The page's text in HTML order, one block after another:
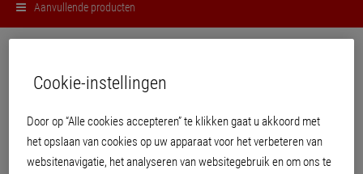
Aanvullende producten
Aanvullende producten
Cookie-instellingen
Door op “Alle cookies accepteren” te klikken gaat u akkoord met
het opslaan van cookies op uw apparaat voor het verbeteren van
websitenavigatie, het analyseren van websitegebruik en om ons te